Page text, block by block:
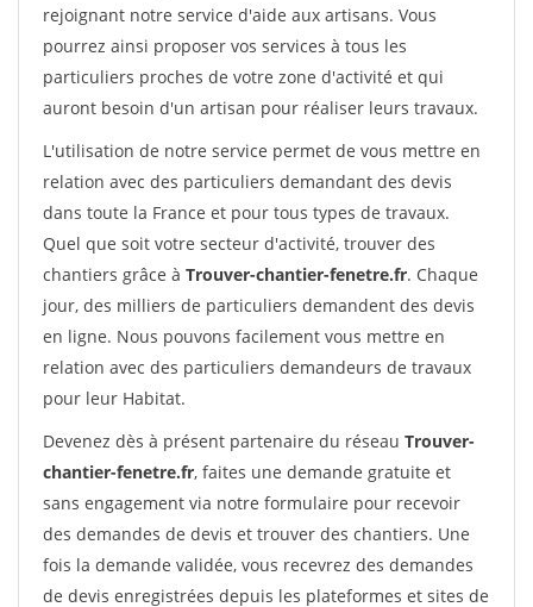
rejoignant notre service d'aide aux artisans. Vous
pourrez ainsi proposer vos services à tous les
particuliers proches de votre zone d'activité et qui
auront besoin d'un artisan pour réaliser leurs travaux.
L'utilisation de notre service permet de vous mettre en
relation avec des particuliers demandant des devis
dans toute la France et pour tous types de travaux.
Quel que soit votre secteur d'activité, trouver des
chantiers grâce à Trouver-chantier-fenetre.fr. Chaque
jour, des milliers de particuliers demandent des devis
en ligne. Nous pouvons facilement vous mettre en
relation avec des particuliers demandeurs de travaux
pour leur Habitat.
Devenez dès à présent partenaire du réseau Trouver-
chantier-fenetre.fr, faites une demande gratuite et
sans engagement via notre formulaire pour recevoir
des demandes de devis et trouver des chantiers. Une
fois la demande validée, vous recevrez des demandes
de devis enregistrées depuis les plateformes et sites de